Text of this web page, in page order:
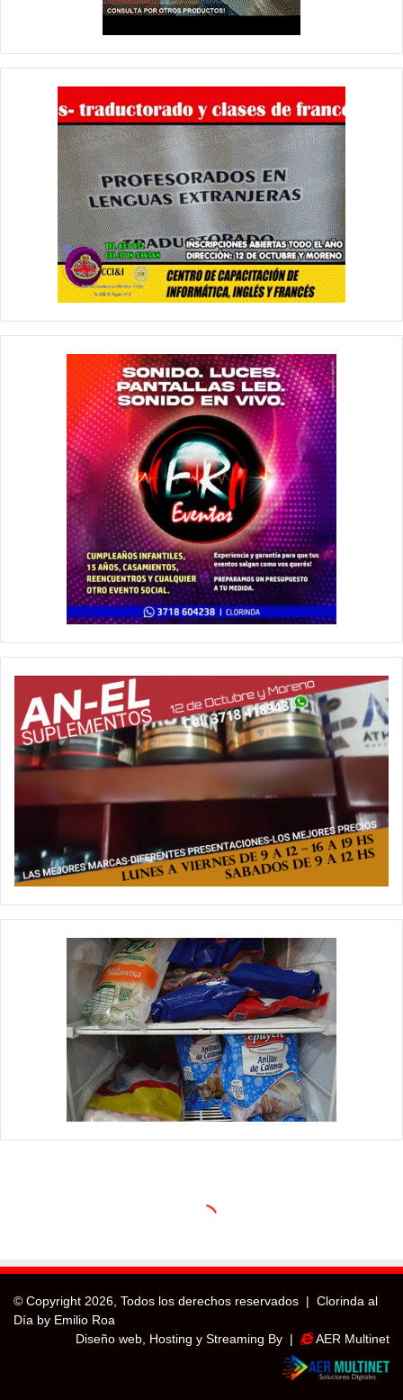
© Copyright 2026, Todos los derechos reservados | Clorinda al
Día by Emilio Roa
Diseño web, Hosting y Streaming By |
AER Multinet